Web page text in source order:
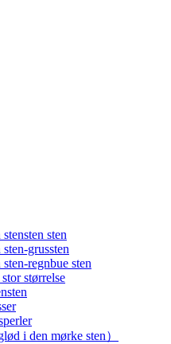
sten
grussten
regnbue sten
størrelse
i den mørke sten）